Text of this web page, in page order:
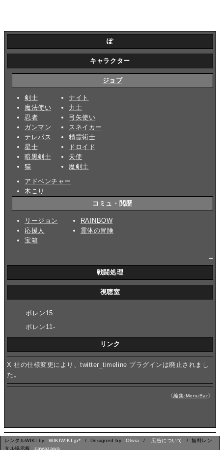
ぽ
キャラクター
ジョブ
剣士
魔法使い
忍者
ガンマン
テレパス
星士
暗黒剣士
猫
ナイト
力士
弓矢使い
スネイカー
精霊術士
ドロイド
天使
魔剣士
アドベンチャー
木こり
コミュ・閲歴
リージョン
応援人
宝箱
RAINBOW
霊体の冒険
戦闘処理
視聴室
ポレン15
ポレン11-
リンク
X 社の仕様変更により、twitter_timeline プラグインは廃止されまし
た。
〔編集:MenuBar〕
レンタルWIKI by WIKIWIKI.jp* / Designed by Olivia / 広告について
/ 無料レン
タル掲示板
zawazawa